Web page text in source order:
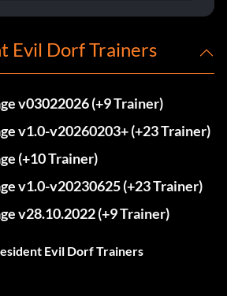
Evil Dorf Trainers
v03022026 (+9 Trainer)
v1.0-v20260203+ (+23 Trainer)
(+10 Trainer)
v1.0-v20230625 (+23 Trainer)
v28.10.2022 (+9 Trainer)
Evil Dorf Trainers